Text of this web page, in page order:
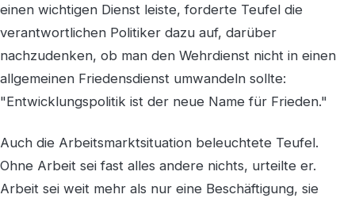
einen wichtigen Dienst leiste, forderte Teufel die
verantwortlichen Politiker dazu auf, darüber
nachzudenken, ob man den Wehrdienst nicht in einen
allgemeinen Friedensdienst umwandeln sollte:
"Entwicklungspolitik ist der neue Name für Frieden."
Auch die Arbeitsmarktsituation beleuchtete Teufel.
Ohne Arbeit sei fast alles andere nichts, urteilte er.
Arbeit sei weit mehr als nur eine Beschäftigung, sie